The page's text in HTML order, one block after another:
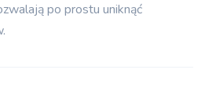
po prostu uniknąć